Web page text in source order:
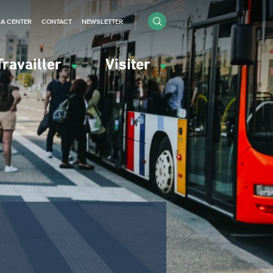
Visiter
CENTER CONTACT NEWSLETTER